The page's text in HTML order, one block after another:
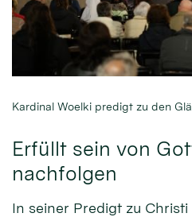
Kardinal Woelki predigt zu den
Erfüllt sein von
nachfolgen
In seiner Predigt zu